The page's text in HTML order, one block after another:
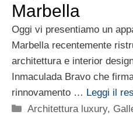
Marbella
Oggi vi presentiamo un
Marbella recentemente
architettura e interior
Inmaculada Bravo che
rinnovamento … Leggi il
Categorie
Architettura luxury,